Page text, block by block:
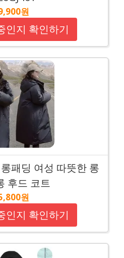
원
인지 확인하기
패딩 여성 따뜻한 롱
후드 코트
원
인지 확인하기